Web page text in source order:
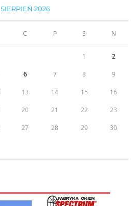
SIERPIEŃ 2026
C P S N
1 2
6 7 8 9
13 14 15 16
20 21 22 23
27 28 29 30